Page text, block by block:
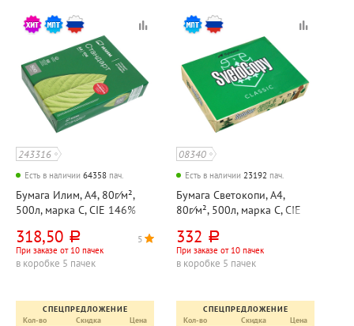
243316
Есть в наличии 64358 пач.
Бумага Илим, А4, 80г⁄м²,
500л, марка C, CIE 146%
318,50 руб.
При заказе от 10 пачек
5
в коробке 5 пачек
СПЕЦПРЕДЛОЖЕНИЕ
Кол-во
Скидка Цена
08340
Есть в наличии 23192 пач.
Бумага Светокопи, А4,
80г⁄м², 500л, марка C, CIE
332 руб.
При заказе от 10 пачек
в коробке 5 пачек
СПЕЦПРЕДЛОЖЕНИЕ
Кол-во
Скидка Цена